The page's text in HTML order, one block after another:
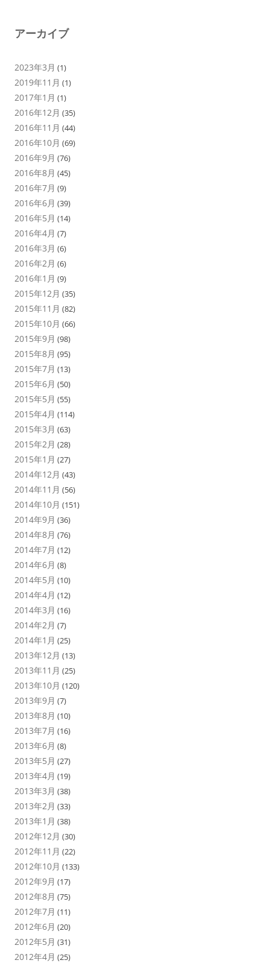
アーカイブ
2023年3月 (1)
2019年11月 (1)
2017年1月 (1)
2016年12月 (35)
2016年11月 (44)
2016年10月 (69)
2016年9月 (76)
2016年8月 (45)
2016年7月 (9)
2016年6月 (39)
2016年5月 (14)
2016年4月 (7)
2016年3月 (6)
2016年2月 (6)
2016年1月 (9)
2015年12月 (35)
2015年11月 (82)
2015年10月 (66)
2015年9月 (98)
2015年8月 (95)
2015年7月 (13)
2015年6月 (50)
2015年5月 (55)
2015年4月 (114)
2015年3月 (63)
2015年2月 (28)
2015年1月 (27)
2014年12月 (43)
2014年11月 (56)
2014年10月 (151)
2014年9月 (36)
2014年8月 (76)
2014年7月 (12)
2014年6月 (8)
2014年5月 (10)
2014年4月 (12)
2014年3月 (16)
2014年2月 (7)
2014年1月 (25)
2013年12月 (13)
2013年11月 (25)
2013年10月 (120)
2013年9月 (7)
2013年8月 (10)
2013年7月 (16)
2013年6月 (8)
2013年5月 (27)
2013年4月 (19)
2013年3月 (38)
2013年2月 (33)
2013年1月 (38)
2012年12月 (30)
2012年11月 (22)
2012年10月 (133)
2012年9月 (17)
2012年8月 (75)
2012年7月 (11)
2012年6月 (20)
2012年5月 (31)
2012年4月 (25)